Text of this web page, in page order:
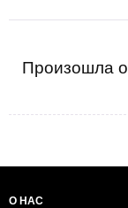
Произошла
О НАС